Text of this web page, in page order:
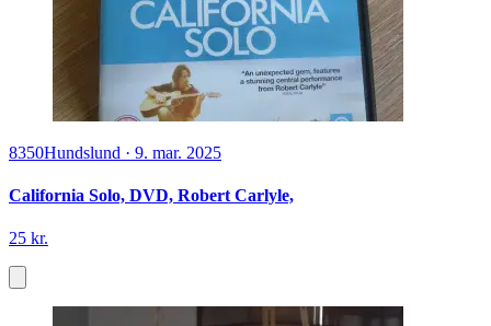
8350Hundslund · 9. mar. 2025
California Solo, DVD, Robert Carlyle,
25 kr.